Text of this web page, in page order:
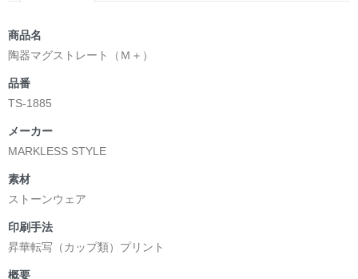
英語版: https://amzn.asia/d/8u7Cebe
＿＿＿＿＿＿＿＿＿＿＿＿＿＿＿＿＿＿＿＿＿＿
▶︎刺すように燃えるような眼差しは [+挿画51作品版]
＜著者: 絵本/挿画作成＞ 凛々風 猛 -リリカゼタケル
日本語版: https://amzn.asia/d/8oNk92Q
<デザイン画集&グッズカタログ>
小説 [弛まぬ言霊]
挿画&グッズカタログ <デザイン画集:BEST版>
＜著者:作詞/挿画作成＞ 凛々風 猛 -リリカゼタケル
商品名
陶器マグストレート（Ｍ＋）
品番
TS-1885
メーカー
MARKLESS STYLE
素材
ストーンウェア
印刷手法
昇華転写（カップ類）プリント
概要